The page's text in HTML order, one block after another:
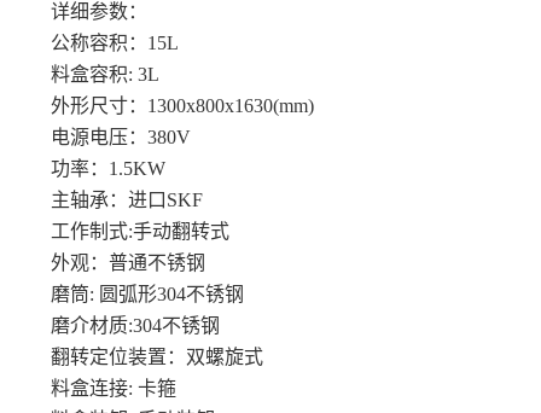
详细参数：
公称容积：15L
料盒容积: 3L
外形尺寸：1300x800x1630(mm)
电源电压：380V
功率：1.5KW
主轴承：进口SKF
工作制式:手动翻转式
外观：普通不锈钢
磨筒: 圆弧形304不锈钢
磨介材质:304不锈钢
翻转定位装置：双螺旋式
料盒连接: 卡箍